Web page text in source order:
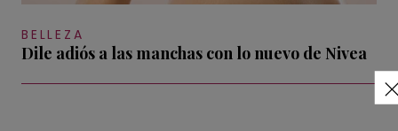
BELLEZA
Dile adiós a las manchas con lo nuevo de Nivea